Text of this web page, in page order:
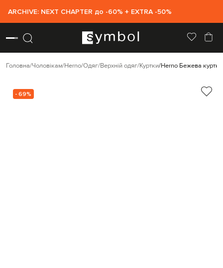
ARCHIVE: NEXT CHAPTER до -60% + EXTRA -50%
Головна Чоловікам Herno Одяг Верхній одяг Куртки Herno Бежева
- 69%